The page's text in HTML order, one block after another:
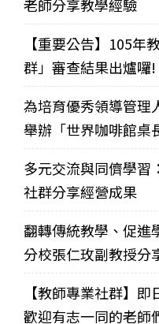
老師分享教學經驗
【重要公告】105年
群」審查結果出爐囉!
為培育優秀領導管理
舉辦「世界咖啡館桌
多元交流與同儕學習
社群分享經營成果
翻轉傳統教學、促進
分校張仁玫副教授分
【教師專業社群】
歡迎有志一同的老師